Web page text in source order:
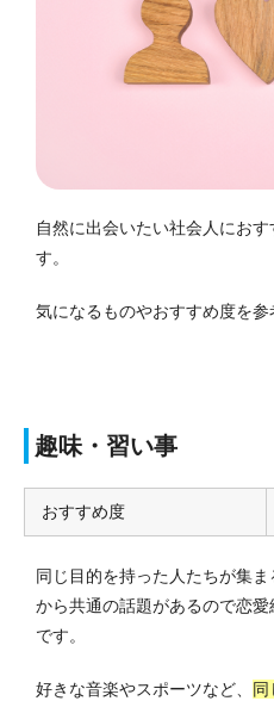
自然に出会いたい社会人にお
す。
気になるものやおすすめ度を参
趣味・習い事
おすすめ度
同じ目的を持った人たちが集
から共通の話題があるので恋
です。
好きな音楽やスポーツなど、 同